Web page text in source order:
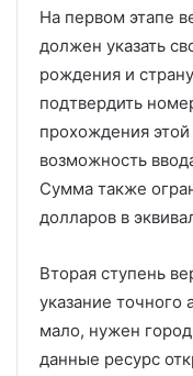
На первом этапе
должен указать
рождения и
подтвердить
прохождения
возможность
Сумма также
долларов в
Вторая ступень
указание
мало, нужен
данные ресурс